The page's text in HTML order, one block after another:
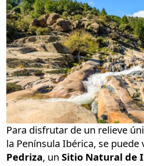
Para disfrutar de un relieve
la Península Ibérica, se puede
Pedriza, un Sitio Natural de